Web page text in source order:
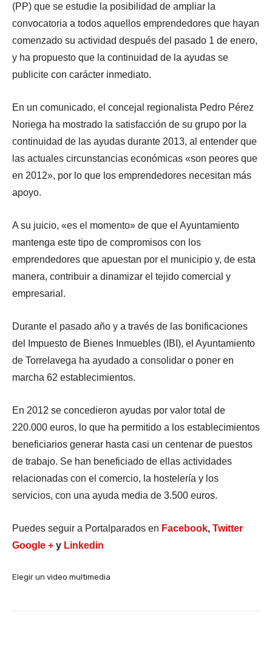
(PP) que se estudie la posibilidad de ampliar la
convocatoria a todos aquellos emprendedores que hayan
comenzado su actividad después del pasado 1 de enero,
y ha propuesto que la continuidad de la ayudas se
publicite con carácter inmediato.
En un comunicado, el concejal regionalista Pedro Pérez
Noriega ha mostrado la satisfacción de su grupo por la
continuidad de las ayudas durante 2013, al entender que
las actuales circunstancias económicas «son peores que
en 2012», por lo que los emprendedores necesitan más
apoyo.
A su juicio, «es el momento» de que el Ayuntamiento
mantenga este tipo de compromisos con los
emprendedores que apuestan por el municipio y, de esta
manera, contribuir a dinamizar el tejido comercial y
empresarial.
Durante el pasado año y a través de las bonificaciones
del Impuesto de Bienes Inmuebles (IBI), el Ayuntamiento
de Torrelavega ha ayudado a consolidar o poner en
marcha 62 establecimientos.
En 2012 se concedieron ayudas por valor total de
220.000 euros, lo que ha permitido a los establecimientos
beneficiarios generar hasta casi un centenar de puestos
de trabajo. Se han beneficiado de ellas actividades
relacionadas con el comercio, la hostelería y los
servicios, con una ayuda media de 3.500 euros.
Puedes seguir a Portalparados en Facebook, Twitter
Google + y Linkedin
Elegir un video multimedia